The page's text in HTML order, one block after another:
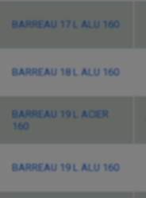
BARREAU 17 L ALU 160
BARREAU 18 L ALU 160
BARREAU 19 L ACIER
160
BARREAU 19 L ALU 160